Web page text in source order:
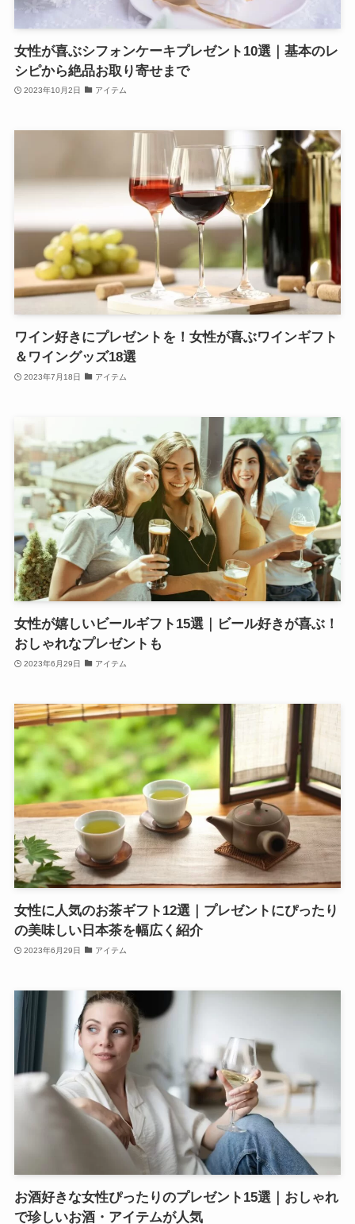
女性が喜ぶシフォンケーキプレゼント10選｜基本のレ
シピから絶品お取り寄せまで
2023年10月2日 アイテム
ワイン好きにプレゼントを！女性が喜ぶワインギフト
＆ワイングッズ18選
2023年7月18日 アイテム
女性が嬉しいビールギフト15選｜ビール好きが喜ぶ！
おしゃれなプレゼントも
2023年6月29日 アイテム
女性に人気のお茶ギフト12選｜プレゼントにぴったり
の美味しい日本茶を幅広く紹介
2023年6月29日 アイテム
お酒好きな女性ぴったりのプレゼント15選｜おしゃれ
で珍しいお酒・アイテムが人気